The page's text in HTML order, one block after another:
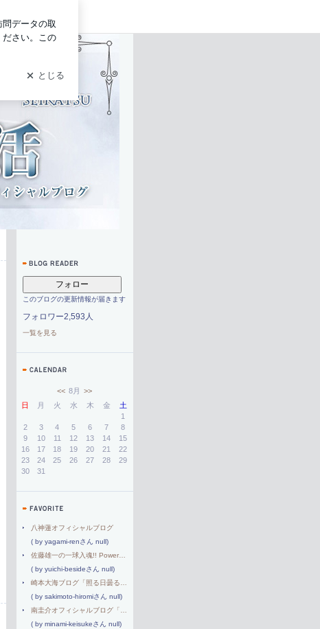
フォロー
このブログの更新情報が届きます
フォロワー2,593人
一覧を見る
<< 8月 >>
日
月 火 水 木 金
土
1
2
3 4 5 6 7
8
9
10 11 12 13 14
15
16
17 18 19 20 21
22
23
24 25 26 27 28
29
30
31
八神蓮オフィシャルブログ
( by yagami-renさん null)
( by yuichi-besideさん null)
( by sakimoto-hiromiさん null)
( by minami-keisukeさん null)